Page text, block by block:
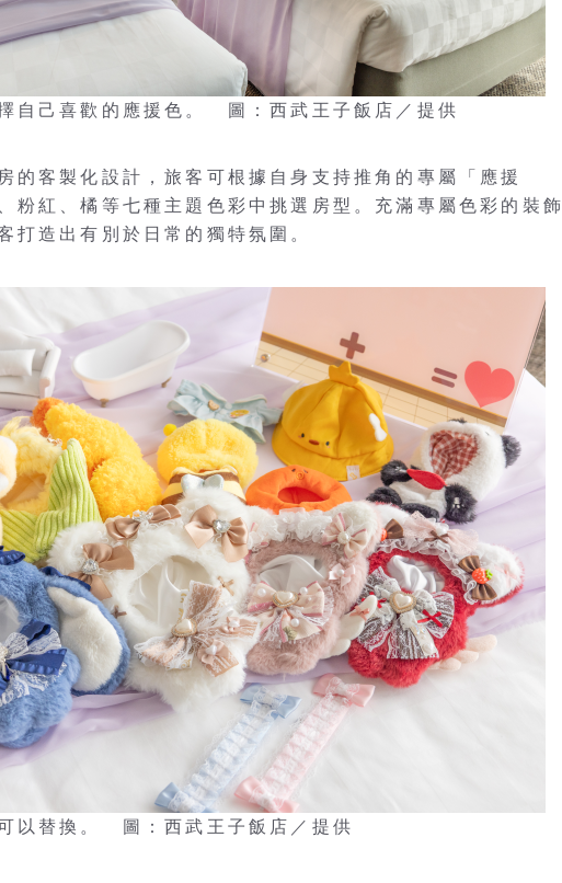
自己喜歡的應援色。 圖：西武王子飯店／提供
的客製化設計，旅客可根據自身支持推角的專屬「應援
粉紅、橘等七種主題色彩中挑選房型。充滿專屬色彩的裝飾
打造出有別於日常的獨特氛圍。
以替換。 圖：西武王子飯店／提供